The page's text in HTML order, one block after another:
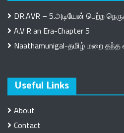
DR.AVR – 5.அடியேன் பெற்ற
A.V R an Era-Chapter 5
Naathamunigal-தமிழ் மறை
Useful Links
About
Contact